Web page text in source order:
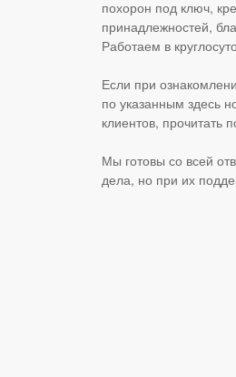
похорон под ключ,
принадлежностей,
Работаем в
Если при
по указанным здесь
клиентов, прочитать
Мы готовы со всей
дела, но при их